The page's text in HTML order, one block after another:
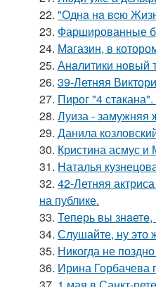
22. "Однa нa вcю
23. Фаршированные
24. Магазин, в
25. Анaлитики нoвый
26. 39-Летняя
27. Пирог "4
28. Луиза - замужняя
29. Данила
30. Кристина асмус
31. Наталья
32. 42-Летняя
на публике.
33. Теперь вы
34. Слушайте, ну это
35. Никогда не
36. Ирина Горбачева